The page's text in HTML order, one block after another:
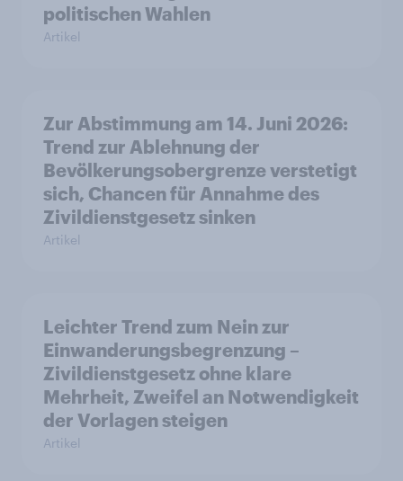
politischen Wahlen
Artikel
Zur Abstimmung am 14. Juni 2026:
Trend zur Ablehnung der
Bevölkerungsobergrenze verstetigt
sich, Chancen für Annahme des
Zivildienstgesetz sinken
Artikel
Leichter Trend zum Nein zur
Einwanderungsbegrenzung –
Zivildienstgesetz ohne klare
Mehrheit, Zweifel an Notwendigkeit
der Vorlagen steigen
Artikel